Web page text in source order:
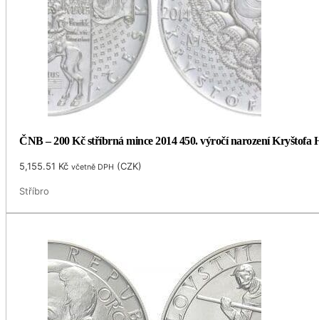
ČNB – 200 Kč stříbrná mince 2014 450. výročí narození
5,155.51 Kč včetně DPH (CZK)
Stříbro